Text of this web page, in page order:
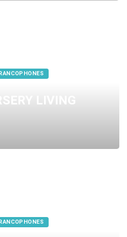
LIVING